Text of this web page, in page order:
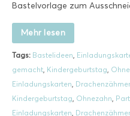
Bastelvorlage zum
Mehr lesen
Tags: Bastelideen,
gemacht, Kindergeburtstag,
Einladungskarten,
Kindergeburtstag, Ohnezahn,
Einladungskarten,